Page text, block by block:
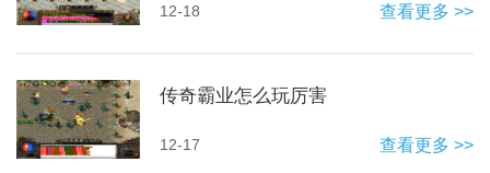
12-18 查看更多 >>
传奇霸业怎么玩厉害
12-17 查看更多 >>